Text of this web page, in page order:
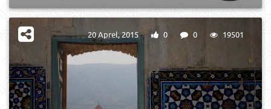
20 Aprel, 2015 0 0 19501